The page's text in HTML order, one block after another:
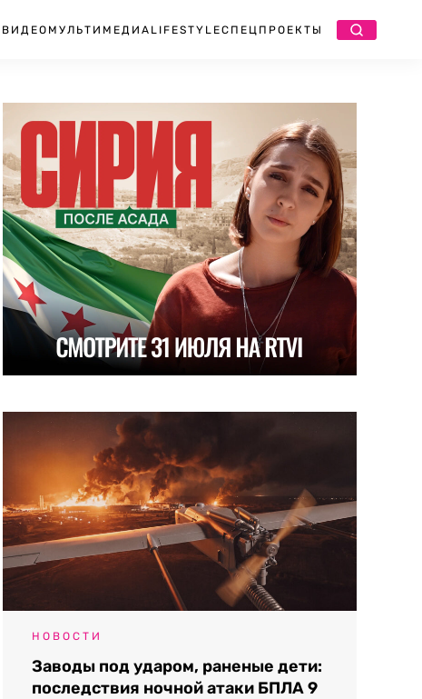
ВИДЕО МУЛЬТИМЕДИА LIFESTYLEСПЕЦПРОЕКТЫ
НОВОСТИ
Заводы под ударом, раненые дети:
последствия ночной атаки БПЛА 9